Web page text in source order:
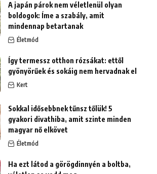
A japán párok nem véletlenül olyan
boldogok: Íme a szabály, amit
mindennap betartanak
Életmód
Így termessz otthon rózsákat: ettől
gyönyörűek és sokáig nem hervadnak el
Kert
Sokkal idősebbnek tűnsz tőlük! 5
gyakori divathiba, amit szinte minden
magyar nő elkövet
Életmód
Ha ezt látod a görögdinnyén a boltba,